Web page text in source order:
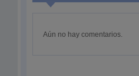
Aún no hay comentarios.